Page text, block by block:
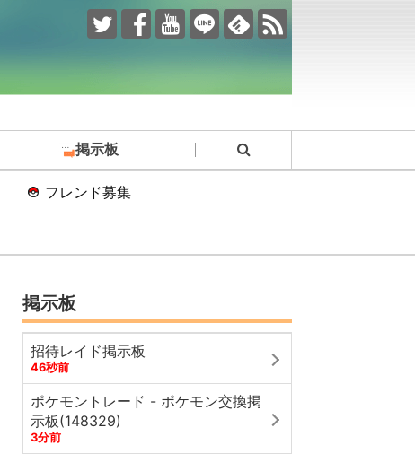
掲示板
フレンド募集
掲示板
招待レイド掲示板
46秒前
ポケモントレード - ポケモン交換掲
示板(148329)
3分前